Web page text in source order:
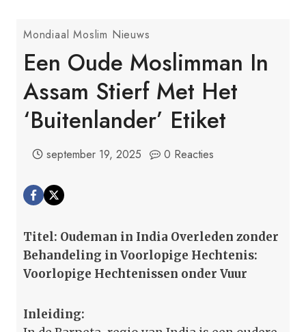
Mondiaal Moslim Nieuws
Een Oude Moslimman In
Assam Stierf Met Het
‘buitenlander’ Etiket
september 19, 2025 0 Reacties
Titel: Oudeman in India Overleden zonder
Behandeling in Voorlopige Hechtenis:
Voorlopige Hechtenissen onder Vuur
Inleiding: